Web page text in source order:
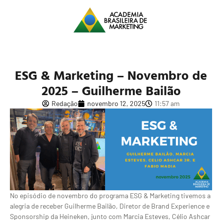
ESG & Marketing – Novembro de
2025 – Guilherme Bailão
Redação novembro 12, 2025 11:57 am
No episódio de novembro do programa ESG & Marketing tivemos a
alegria de receber Guilherme Bailão, Diretor de Brand Experience e
Sponsorship da Heineken, junto com Marcia Esteves, Célio Ashcar